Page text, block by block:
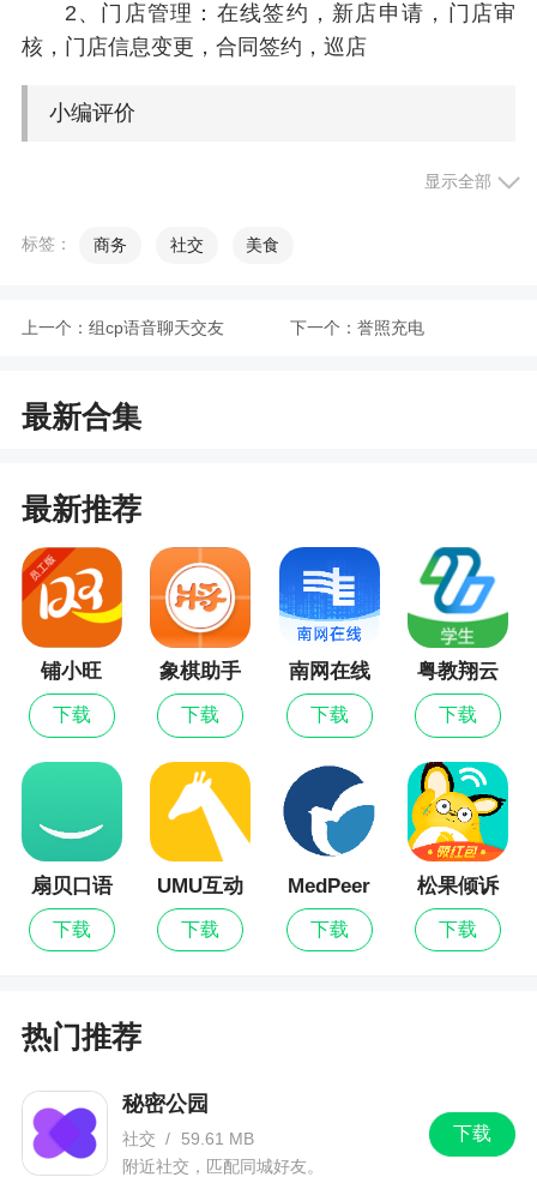
2、门店管理：在线签约，新店申请，门店审
核，门店信息变更，合同签约，巡店
小编评价
1、帮助用户实时了解各门店信息资讯，了解行
进行数据分析，巡店同步记录，帮助用户提高办公
2、中策业务通是一个能够帮助管理者或者是销
满足大家的移动办公的一个需求！主要是服务于汽
车轮胎的行业，促进汽车轮胎的营销体系，而且能
行业的各种信息数据，进行汇总分析，助力轮胎的
营销！更加的快速便捷
更新日志
1、优化品销宝
2、增加寄售管理
3、增加寄售盘点
显示全部
标签： 商务 社交 美食
上一个： 组cp语音聊天交友 下一个： 誉照充电
最新合集
最新推荐
铺小旺
下载
象棋助手
下载
南网在线
下载
粤教翔云
数字教材
应用平台
下载
扇贝口语
下载
UMU互动
下载
MedPeer
下载
松果倾诉
下载
热门推荐
下载
秘密公园
社交 /
59.61 MB
附近社交，匹配同城好友。